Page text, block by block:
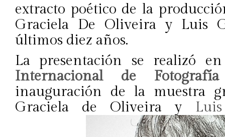
extracto poético de la
Graciela De Oliveira y Luis
últimos diez años.
La presentación se realizó
Internacional de Fotografía
inauguración de la muestra
Graciela de Oliveira y